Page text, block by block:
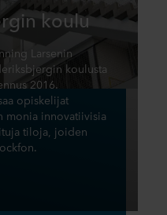
koulu
Larsenin
koulusta
2016.
opiskelijat
monia innovatiivisia
tiloja, joiden